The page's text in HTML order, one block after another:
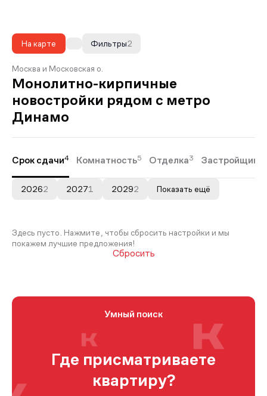
На карте 2
Фильтры
Москва и Московская о.
Монолитно-кирпичные
новостройки рядом с метро
Динамо
Срок сдачи4 Комнатность5 Отделка3 Застройщики
20262 20271 20292 Показать ещё
Здесь пусто. Нажмите, чтобы сбросить настройки и мы
покажем лучшие предложения!
Сбросить
Умный поиск
Где присматриваете
квартиру?